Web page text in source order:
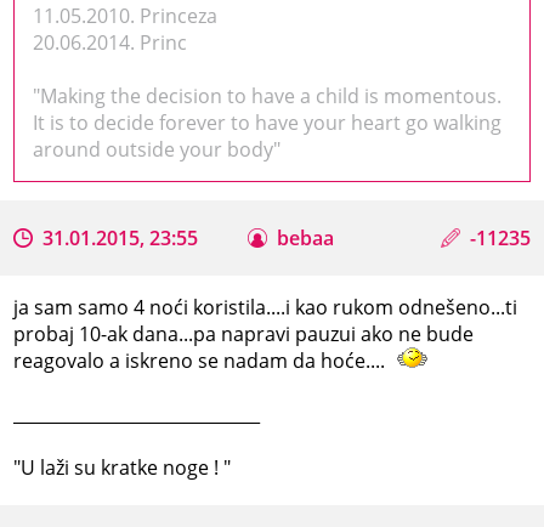
11.05.2010. Princeza
20.06.2014. Princ
"Making the decision to have a child is momentous.
It is to decide forever to have your heart go walking
around outside your body"
31.01.2015, 23:55 bebaa -11235
ja sam samo 4 noći koristila....i kao rukom odnešeno...ti
probaj 10-ak dana...pa napravi pauzui ako ne bude
reagovalo a iskreno se nadam da hoće....
"U laži su kratke noge ! "